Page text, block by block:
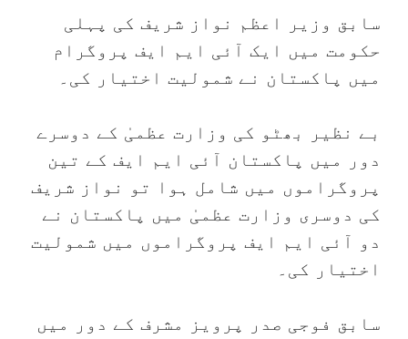
سابق وزیر اعظم نواز شریف کی پہلی
حکومت میں ایک آئی ایم ایف پروگرام
میں پاکستان نے شمولیت اختیار کی۔
بے نظیر بھٹو کی وزارت عظمیٰ کے دوسرے
دور میں پاکستان آئی ایم ایف کے تین
پروگراموں میں شامل ہوا تو نواز شریف
کی دوسری وزارت عظمیٰ میں پاکستان نے
دو آئی ایم ایف پروگراموں میں شمولیت
اختیار کی۔
سابق فوجی صدر پرویز مشرف کے دور میں